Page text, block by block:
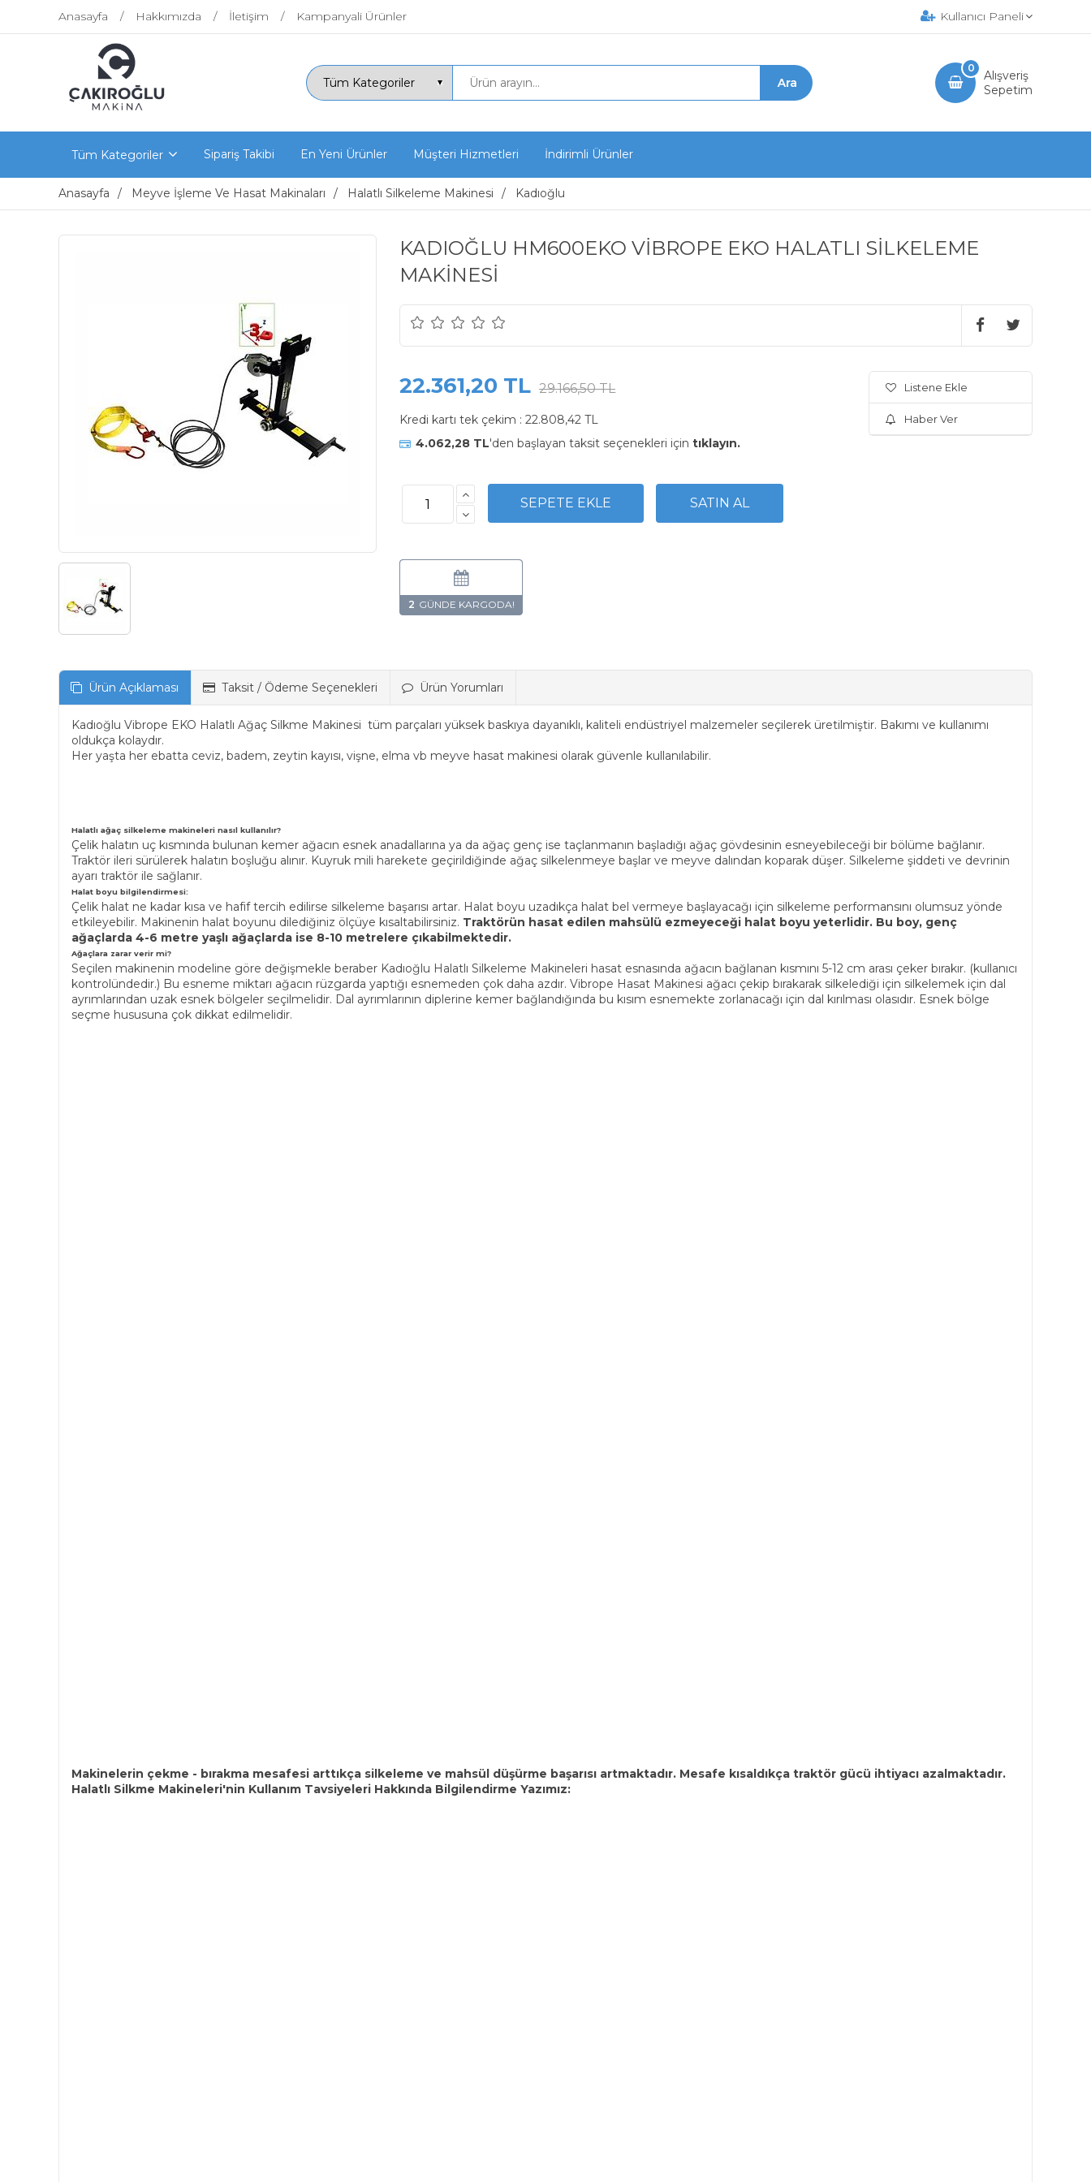
Anasayfa Hakkımızda İletişim Kampanyali Ürünler Kullanıcı Paneli
Alışveriş
Sepetim
0
Tüm Kategoriler Sipariş Takibi En Yeni Ürünler Müşteri Hizmetleri İndirimli Ürünler
Anasayfa Meyve İşleme Ve Hasat Makinaları Halatlı Silkeleme Makinesi Kadıoğlu
KADIOĞLU HM600EKO VİBROPE EKO HALATLI SİLKELEME
MAKİNESİ
22.361,20 TL 29.166,50 TL
Kredi kartı tek çekim : 22.808,42 TL
4.062,28 TL'den başlayan taksit seçenekleri için tıklayın.
2
Listene Ekle
Haber Ver
Ürün Açıklaması Taksit / Ödeme Seçenekleri Ürün Yorumları
Kadıoğlu Vibrope EKO Halatlı Ağaç Silkme Makinesi tüm parçaları yüksek baskıya dayanıklı, kaliteli endüstriyel malzemeler seçilerek üretilmiştir. Bakımı ve kullanımı
oldukça kolaydır.
Her yaşta her ebatta ceviz, badem, zeytin kayısı, vişne, elma vb meyve hasat makinesi olarak güvenle kullanılabilir.
Halatlı ağaç silkeleme makineleri nasıl kullanılır?
Çelik halatın uç kısmında bulunan kemer ağacın esnek anadallarına ya da ağaç genç ise taçlanmanın başladığı ağaç gövdesinin esneyebileceği bir bölüme bağlanır.
Traktör ileri sürülerek halatın boşluğu alınır. Kuyruk mili harekete geçirildiğinde ağaç silkelenmeye başlar ve meyve dalından koparak düşer. Silkeleme şiddeti ve devrinin
ayarı traktör ile sağlanır.
Halat boyu bilgilendirmesi:
Çelik halat ne kadar kısa ve hafif tercih edilirse silkeleme başarısı artar. Halat boyu uzadıkça halat bel vermeye başlayacağı için silkeleme performansını olumsuz yönde
etkileyebilir. Makinenin halat boyunu dilediğiniz ölçüye kısaltabilirsiniz. Traktörün hasat edilen mahsülü ezmeyeceği halat boyu yeterlidir. Bu boy, genç
ağaçlarda 4-6 metre yaşlı ağaçlarda ise 8-10 metrelere çıkabilmektedir.
Ağaçlara zarar verir mi?
Seçilen makinenin modeline göre değişmekle beraber Kadıoğlu Halatlı Silkeleme Makineleri hasat esnasında ağacın bağlanan kısmını 5-12 cm arası çeker bırakır. (kullanıcı
kontrolündedir.) Bu esneme miktarı ağacın rüzgarda yaptığı esnemeden çok daha azdır. Vibrope Hasat Makinesi ağacı çekip bırakarak silkelediği için silkelemek için dal
ayrımlarından uzak esnek bölgeler seçilmelidir. Dal ayrımlarının diplerine kemer bağlandığında bu kısım esnemekte zorlanacağı için dal kırılması olasıdır. Esnek bölge
seçme hususuna çok dikkat edilmelidir.
Makinelerin çekme - bırakma mesafesi arttıkça silkeleme ve mahsül düşürme başarısı artmaktadır. Mesafe kısaldıkça traktör gücü ihtiyacı azalmaktadır.
Halatlı Silkme Makineleri'nin Kullanım Tavsiyeleri Hakkında Bilgilendirme Yazımız: